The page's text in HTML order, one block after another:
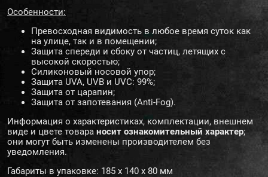
Особенности:
Превосходная видимость в любое время суток как
на улице, так и в помещении;
Защита спереди и сбоку от частиц, летящих с
высокой скоростью;
Силиконовый носовой упор;
Защита UVA, UVB и UVC: 99%;
Защита от царапин;
Защита от запотевания (Anti-Fog).
Информация о характеристиках, комплектации, внешнем
виде и цвете товара носит ознакомительный характер;
они могут быть изменены производителем без
уведомления.
Габариты в упаковке: 185 x 140 x 80 мм